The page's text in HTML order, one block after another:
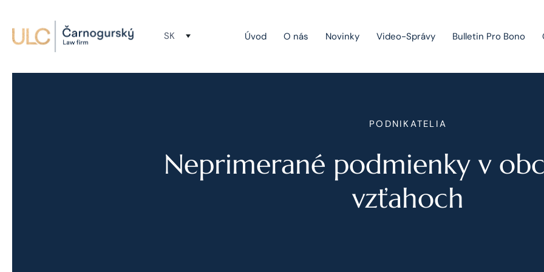
SK Úvod O nás Novinky Video-Správy Bulletin Pro Bono
Fúzie a akvizície
Právo obchodných spoločností
Právo hospodárskej súťaže
PODNIKATELIA
Neprimerané podmienky v
vzťahoch